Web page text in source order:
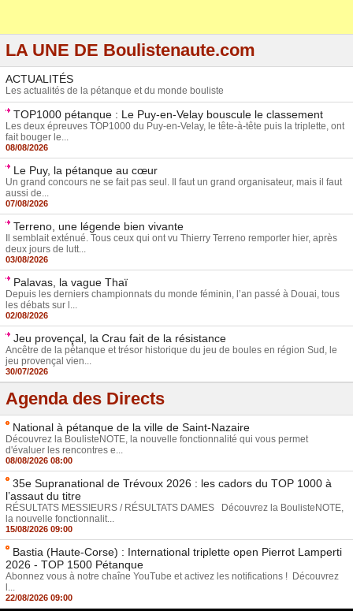
LA UNE DE Boulistenaute.com
ACTUALITÉS
Les actualités de la pétanque et du monde bouliste
TOP1000 pétanque : Le Puy-en-Velay bouscule le classement
Les deux épreuves TOP1000 du Puy-en-Velay, le tête-à-tête puis la triplette, ont
fait bouger le...
08/08/2026
Le Puy, la pétanque au cœur
Un grand concours ne se fait pas seul. Il faut un grand organisateur, mais il faut
aussi de...
07/08/2026
Terreno, une légende bien vivante
Il semblait exténué. Tous ceux qui ont vu Thierry Terreno remporter hier, après
deux jours de lutt...
03/08/2026
Palavas, la vague Thaï
Depuis les derniers championnats du monde féminin, l’an passé à Douai, tous
les débats sur l...
02/08/2026
Jeu provençal, la Crau fait de la résistance
Ancêtre de la pétanque et trésor historique du jeu de boules en région Sud, le
jeu provençal vien...
30/07/2026
Agenda des Directs
National à pétanque de la ville de Saint-Nazaire
Découvrez la BoulisteNOTE, la nouvelle fonctionnalité qui vous permet
d'évaluer les rencontres e...
08/08/2026 08:00
35e Supranational de Trévoux 2026 : les cadors du TOP 1000 à
l’assaut du titre
RÉSULTATS MESSIEURS / RÉSULTATS DAMES Découvrez la BoulisteNOTE,
la nouvelle fonctionnalit...
15/08/2026 09:00
Bastia (Haute-Corse) : International triplette open Pierrot Lamperti
2026 - TOP 1500 Pétanque
Abonnez vous à notre chaîne YouTube et activez les notifications ! Découvrez
l...
22/08/2026 09:00